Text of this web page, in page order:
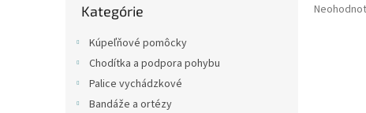
kategórie
Kategórie
Kúpeľňové pomôcky
Chodítka a podpora pohybu
Palice vychádzkové
Bandáže a ortézy
Priemerné